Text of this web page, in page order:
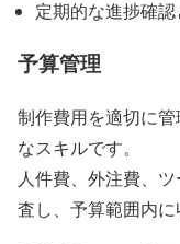
定期的な進捗確
予算管理
制作費用を適切に
なスキルです。
人件費、外注費、
査し、予算範囲内に